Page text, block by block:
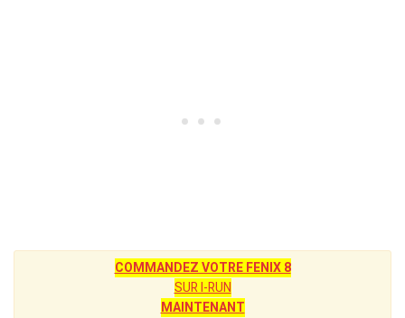
COMMANDEZ VOTRE FENIX 8
SUR I-RUN
MAINTENANT